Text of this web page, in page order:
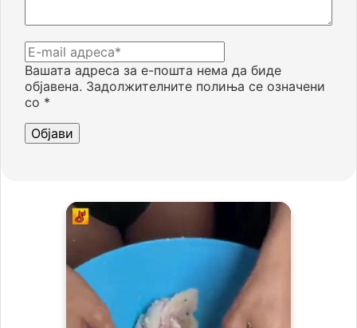
Вашата адреса за е-пошта нема да биде
објавена. Задолжителните полиња се означени
со *